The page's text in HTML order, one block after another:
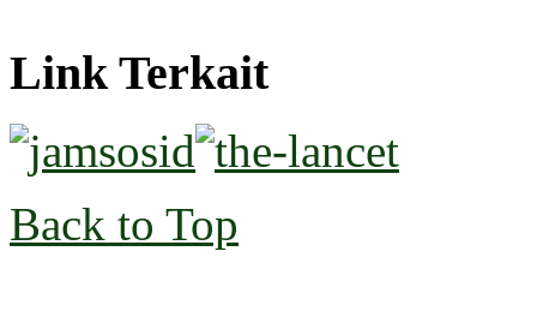
Link Terkait
Back to Top